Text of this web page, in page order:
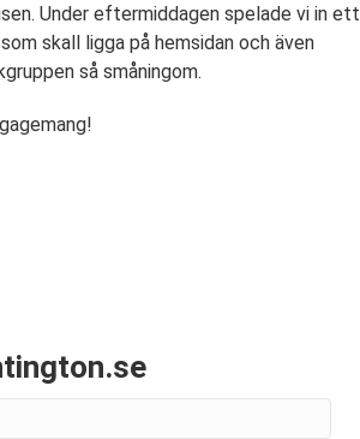
Under eftermiddagen spelade vi in ett
skall ligga på hemsidan och även
så småningom.